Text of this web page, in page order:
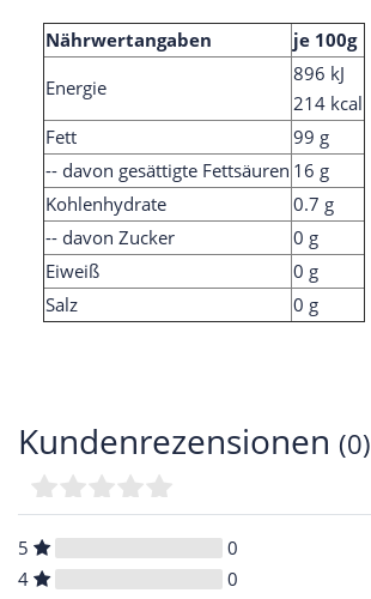
Nährwertangaben
je 100g
Energie
896 kJ
214 kcal
Fett
99 g
-- davon gesättigte Fettsäuren 16 g
Kohlenhydrate
0.7 g
-- davon Zucker
0 g
Eiweiß
0 g
Salz
0 g
Kundenrezensionen (0)
5
0
4
0